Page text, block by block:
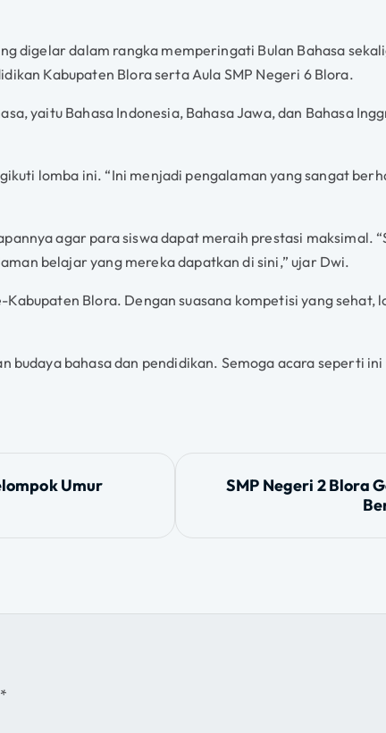
digelar dalam rangka memperingati Bulan Bahasa
Kabupaten Blora serta Aula SMP Negeri 6 Blora.
yaitu Bahasa Indonesia, Bahasa Jawa, dan Bahasa
lomba ini. “Ini menjadi pengalaman yang sangat
agar para siswa dapat meraih prestasi maksimal.
belajar yang mereka dapatkan di sini,” ujar Dwi.
Blora. Dengan suasana kompetisi yang sehat,
bahasa dan pendidikan. Semoga acara seperti
Umur
SMP Negeri 2 Blora
*